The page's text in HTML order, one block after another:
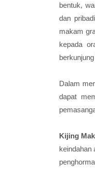
bentuk,
dan
makam
kepada
Dalam
dapat
Kijing
keindahan